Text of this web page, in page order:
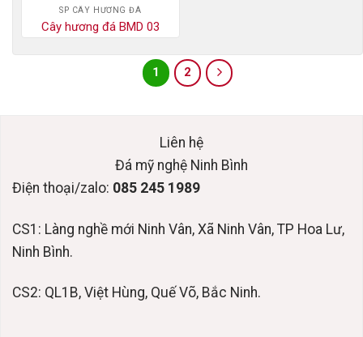
SP CÂY HƯƠNG ĐÁ
Cây hương đá BMD 03
1 2
Liên hệ
Đá mỹ nghệ Ninh Bình
Điện thoại/zalo: 085 245 1989
CS1: Làng nghề mới Ninh Vân, Xã Ninh Vân, TP Hoa Lư,
Ninh Bình.
CS2: QL1B, Việt Hùng, Quế Võ, Bắc Ninh.